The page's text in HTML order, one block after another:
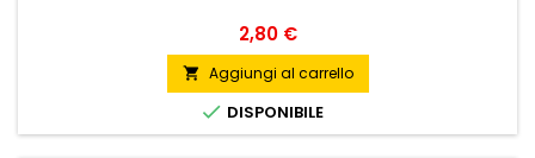
Prezzo
2,80 €
 Aggiungi al carrello
 DISPONIBILE